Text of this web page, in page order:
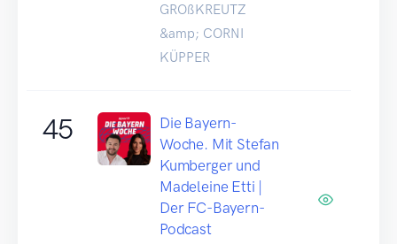
GROßKREUTZ
&amp; CORNI
KÜPPER
45
Die Bayern-
Woche. Mit Stefan
Kumberger und
Madeleine Etti |
Der FC-Bayern-
Podcast